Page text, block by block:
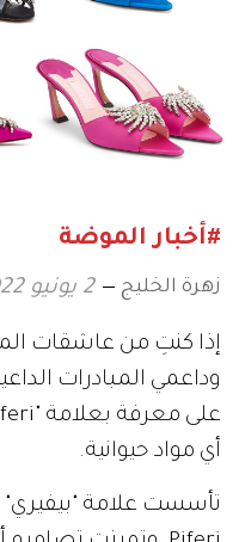
#أخبار الموضة
زهرة الخليج 2 يونيو 2022
إذا كنتِ من عاشقات
وداعمي المبادرات
أي مواد حيوانية.